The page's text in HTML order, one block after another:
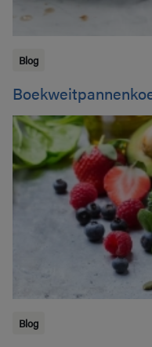
Blog
Blog